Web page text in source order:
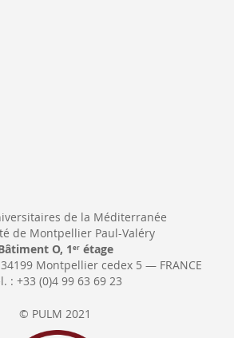
de la Méditerranée
de Montpellier Paul-Valéry
O, 1erétage
Montpellier cedex 5 — FRANCE
: +33 (0)4 99 63 69 23
© PULM 2021